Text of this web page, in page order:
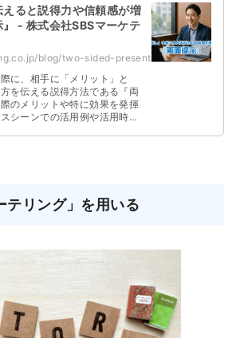
えると説得力や信頼感が増
- 株式会社SBSマーケテ
https://sbsmarketing.co.jp/blog/two-sided-presentation-2025-07/
に、相手に「メリット」と
を伝える説得方法である『両
のメリットや特に効果を発揮
シーンでの活用例や活用時の
テリング」を用いる